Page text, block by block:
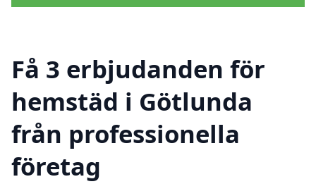
Få 3 erbjudanden för
hemstäd i Götlunda
från professionella
företag